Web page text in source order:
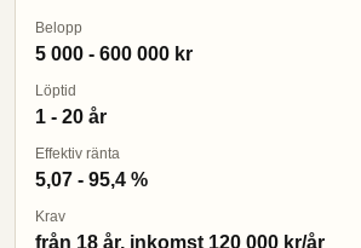
Belopp
5 000 - 600 000 kr
Löptid
1 - 20 år
Effektiv ränta
5,07 - 95,4 %
Krav
från 18 år, inkomst 120 000 kr/år